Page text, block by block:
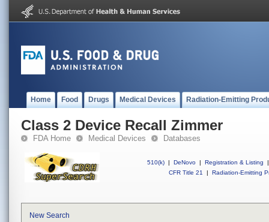
Home Food Drugs Medical Devices Radiation-Emitting
Class 2 Device Recall Zimmer
FDA Home Medical Devices Databases
510(k) | DeNovo | Registration & Listing
|
CFR Title 21
| Radiation-Emitting
New Search